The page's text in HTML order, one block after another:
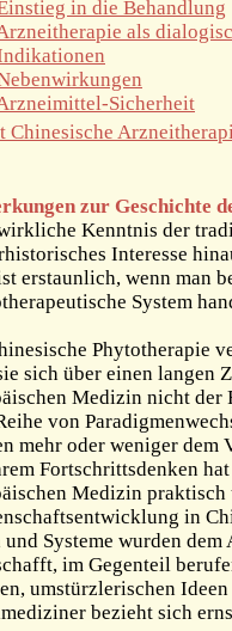
in die Behandlung
als
Sicherheit
Chinesische
zur Geschichte
Kenntnis der
Interesse
erstaunlich, wenn man
System
Phytotherapie
sich über einen
Medizin nicht der
von
mehr oder weniger dem
Fortschrittsdenken
Medizin
in
und Systeme wurden
im Gegenteil
umstürzlerischen
bezieht sich